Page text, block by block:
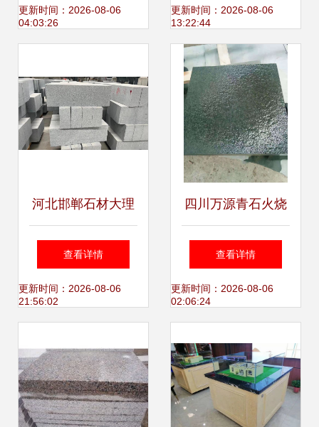
更新时间：2026-08-06
04:03:26
法，效果大不一
样！
更新时间：2026-08-06
13:22:44
河北邯郸石材大理
石厂家 探索石材加
工与精品石雕的艺
查看详情
更新时间：2026-08-06
21:56:02
四川万源青石火烧
面 万源市鸿创石材
加工厂的品质与工
查看详情
更新时间：2026-08-06
02:06:24